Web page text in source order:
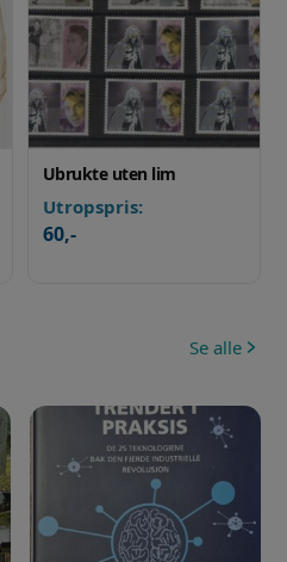
Ubrukte uten lim
Utropspris:
60,-
Se alle